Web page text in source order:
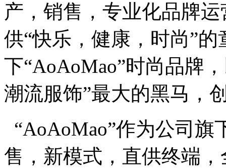
产，销售，专业化品牌
供“快乐，健康，时尚”
下“AoAoMao”时尚品牌
潮流服饰”最大的黑马
“AoAoMao”作为公司
售，新模式，直供终端